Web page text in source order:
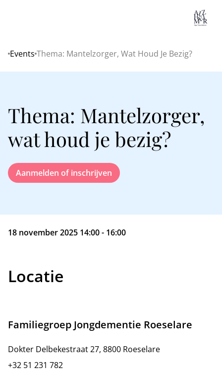
Home
Events Thema: Mantelzorger, Wat Houd Je Bezig?
Thema: Mantelzorger,
wat houd je bezig?
Aanmelden of inschrijven
18 november 2025 14:00 - 16:00
Locatie
Familiegroep Jongdementie Roeselare
Dokter Delbekestraat 27, 8800 Roeselare
+32 51 231 782